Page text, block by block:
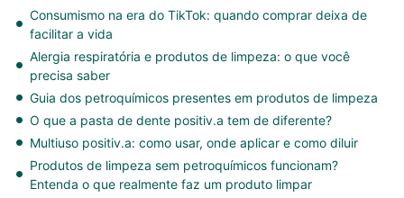
Consumismo na era do TikTok: quando comprar deixa de
facilitar a vida
Alergia respiratória e produtos de limpeza: o que você
precisa saber
Guia dos petroquímicos presentes em produtos de limpeza
O que a pasta de dente positiv.a tem de diferente?
Multiuso positiv.a: como usar, onde aplicar e como diluir
Produtos de limpeza sem petroquímicos funcionam?
Entenda o que realmente faz um produto limpar